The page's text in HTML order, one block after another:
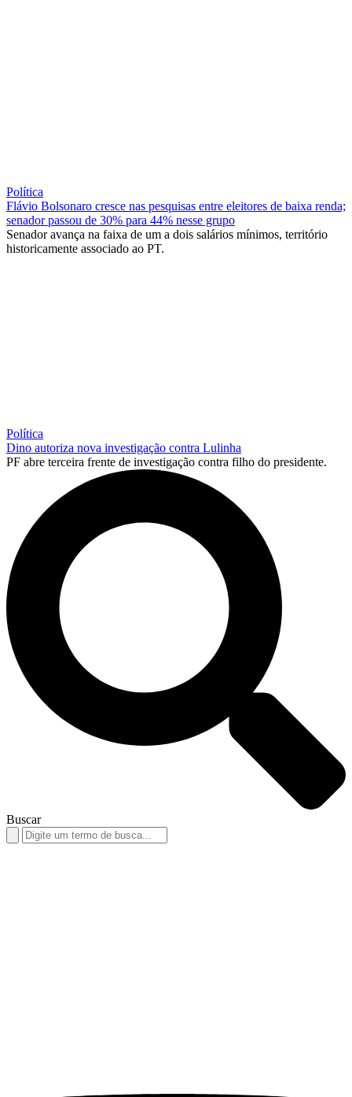
Política
Flávio Bolsonaro cresce nas pesquisas entre eleitores de baixa renda;
senador passou de 30% para 44% nesse grupo
Senador avança na faixa de um a dois salários mínimos, território
historicamente associado ao PT.
Política
Dino autoriza nova investigação contra Lulinha
PF abre terceira frente de investigação contra filho do presidente.
Buscar
Search
for: